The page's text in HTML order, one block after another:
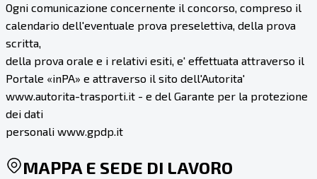
Ogni comunicazione concernente il concorso, compreso il
calendario dell'eventuale prova preselettiva, della prova
scritta,
della prova orale e i relativi esiti, e' effettuata attraverso il
Portale «inPA» e attraverso il sito dell'Autorita'
www.autorita-trasporti.it - e del Garante per la protezione
dei dati
personali www.gpdp.it
MAPPA E SEDE DI LAVORO